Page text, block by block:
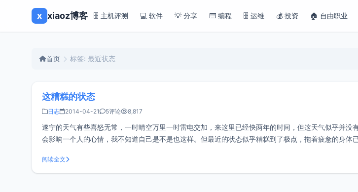
x xiaoz博客 🗄️ 主机评测 💻 软件 💡 分享 ⌨️ 编程 🗄️ 运维 💰 投资 🏠 自由职业
首页 标签: 最近状态
这糟糕的状态
日志 2014-04-21 5评论 8,817
遂宁的天气有些喜怒无常，一时晴空万里一时雷电交加，来这里已经快两年的时间，但这天气似乎并没
会影响一个人的心情，我不知道自己是不是也这样。但最近的状态似乎糟糕到了极点，拖着疲惫的身体
阅读全文